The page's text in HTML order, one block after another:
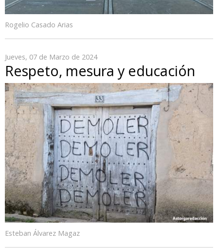
Rogelio Casado Arias
Jueves, 07 de Marzo de 2024
Respeto, mesura y educación
Esteban Álvarez Magaz